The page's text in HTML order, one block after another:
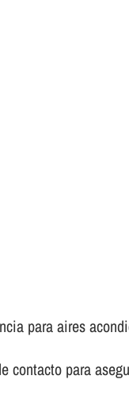
para aires
contacto para